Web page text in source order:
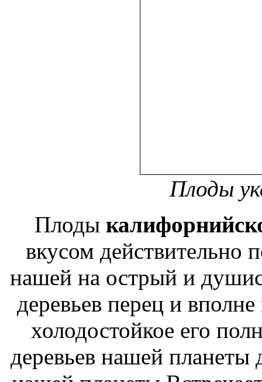
Плоды
Плоды
вкусом действительно
нашей на острый и
деревьев перец и
холодостойкое его
деревьев нашей планеты